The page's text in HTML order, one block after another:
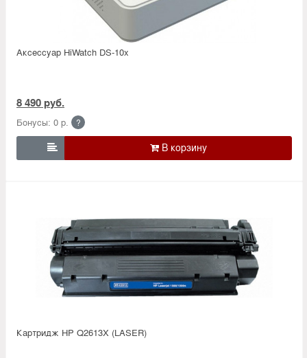
Аксессуар HiWatch DS-10x
8 490 руб.
Бонусы: 0 р. ?

Картридж HP Q2613X (LASER)